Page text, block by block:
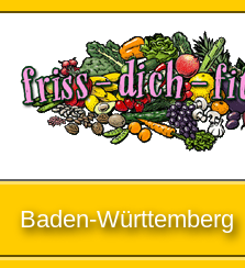
Baden-Württemberg